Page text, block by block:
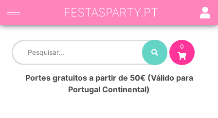
0
Portes gratuitos a partir de 50€ (Válido para
Portugal Continental)
FESTASPARTY.PT